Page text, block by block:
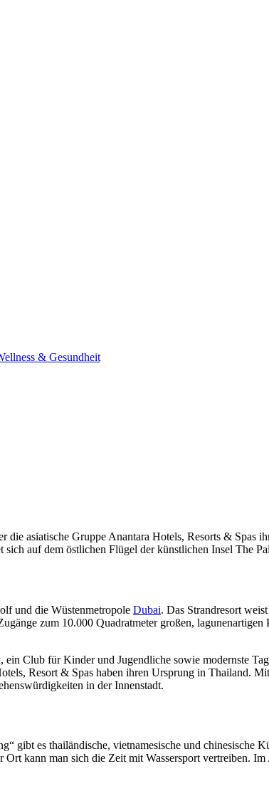
& Gesundheit
asiatische Gruppe Anantara Hotels, Resorts & Spas
auf dem östlichen Flügel der künstlichen Insel The
und die Wüstenmetropole Dubai. Das Strandresort
zum 10.000 Quadratmeter großen,
Club für Kinder und Jugendliche sowie modernste
Resort & Spas haben ihren Ursprung in Thailand.
in der Innenstadt.
gibt es thailändische, vietnamesische und chinesische
kann man sich die Zeit mit Wassersport vertreiben.